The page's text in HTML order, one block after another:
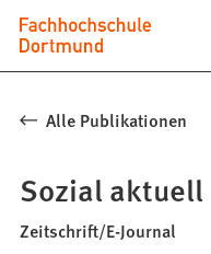
Inhalt anspringen
Fachhochschule
Dortmund
-
Studiengänge,
Bewerbung
Alle Publikationen
Sozial aktuell
Zeitschrift/E-Journal